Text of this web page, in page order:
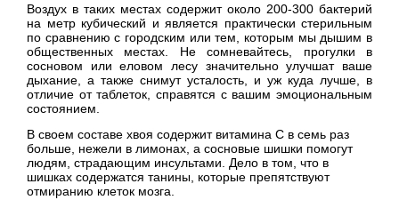
Воздух в таких местах содержит около 200-300 бактерий
на метр кубический и является практически стерильным
по сравнению с городским или тем, которым мы дышим в
общественных местах. Не сомневайтесь, прогулки в
сосновом или еловом лесу значительно улучшат ваше
дыхание, а также снимут усталость, и уж куда лучше, в
отличие от таблеток, справятся с вашим эмоциональным
состоянием.
В своем составе хвоя содержит витамина С в семь раз
больше, нежели в лимонах, а сосновые шишки помогут
людям, страдающим инсультами. Дело в том, что в
шишках содержатся танины, которые препятствуют
отмиранию клеток мозга.